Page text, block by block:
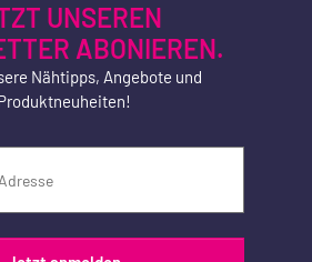
UNSEREN
ABONIEREN.
Nähtipps, Angebote und